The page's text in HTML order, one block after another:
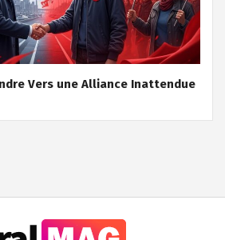
Vers une Alliance Inattendue